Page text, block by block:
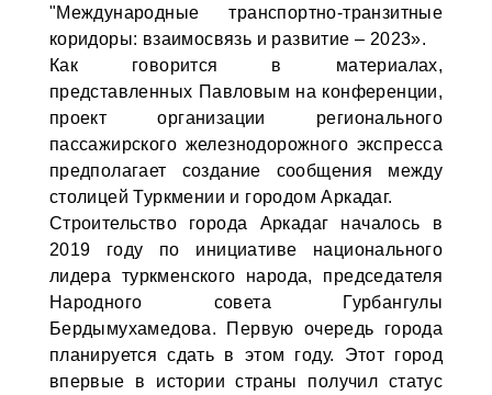
"Международные транспортно-транзитные
коридоры: взаимосвязь и развитие – 2023».
Как говорится в материалах,
представленных Павловым на конференции,
проект организации регионального
пассажирского железнодорожного экспресса
предполагает создание сообщения между
столицей Туркмении и городом Аркадаг.
Строительство города Аркадаг началось в
2019 году по инициативе национального
лидера туркменского народа, председателя
Народного совета Гурбангулы
Бердымухамедова. Первую очередь города
планируется сдать в этом году. Этот город
впервые в истории страны получил статус